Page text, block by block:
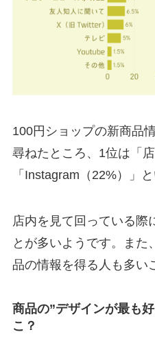
100円ショップの新商品
尋ねたところ、1位は「
「Instagram（22%）」
店内を見て回っている際
とが多いようです。また
品の情報を得る人も多い
商品の”デザインが最も
こ？